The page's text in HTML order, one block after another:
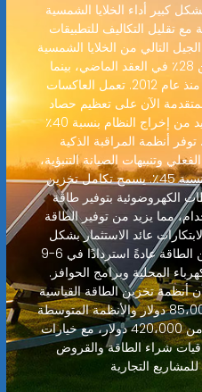
كبير أداء الخلايا الشمسية
مع تقليل التكاليف للتطبيقات
التالي من الخلايا الشمسية
الصناعية من 18٪ إلى أكثر من 28٪ في العقد الماضي، بينما
انخفضت التكاليف بنسبة 88٪ منذ عام 2012. تعمل العاكسات
الآن على تعظيم حصاد
الطاقة من كل محطة، مما يزيد من إخراج النظام بنسبة 40٪
توفر أنظمة المراقبة الذكية
وتنبيهات الصيانة التنبؤية،
مما يقلل التكاليف التشغيلية بنسبة 45٪. يسمح تكامل تخزين
الكهروضوئية بتوفير طاقة
مما يزيد من توفير الطاقة
الابتكارات عائد الاستثمار بشكل
كبير، حيث تحقق مشاريع تخزين الطاقة عادةً استردادًا في 6-9
المحلية وبرامج الحوافز.
أنظمة تخزين الطاقة القياسية
(60-600 كيلوواط) تبدأ من 85،000 دولار والأنظمة المتوسطة
(600 كيلوواط-2.5 ميجاواط) من 420،000 دولار، مع خيارات
شراء الطاقة والقروض